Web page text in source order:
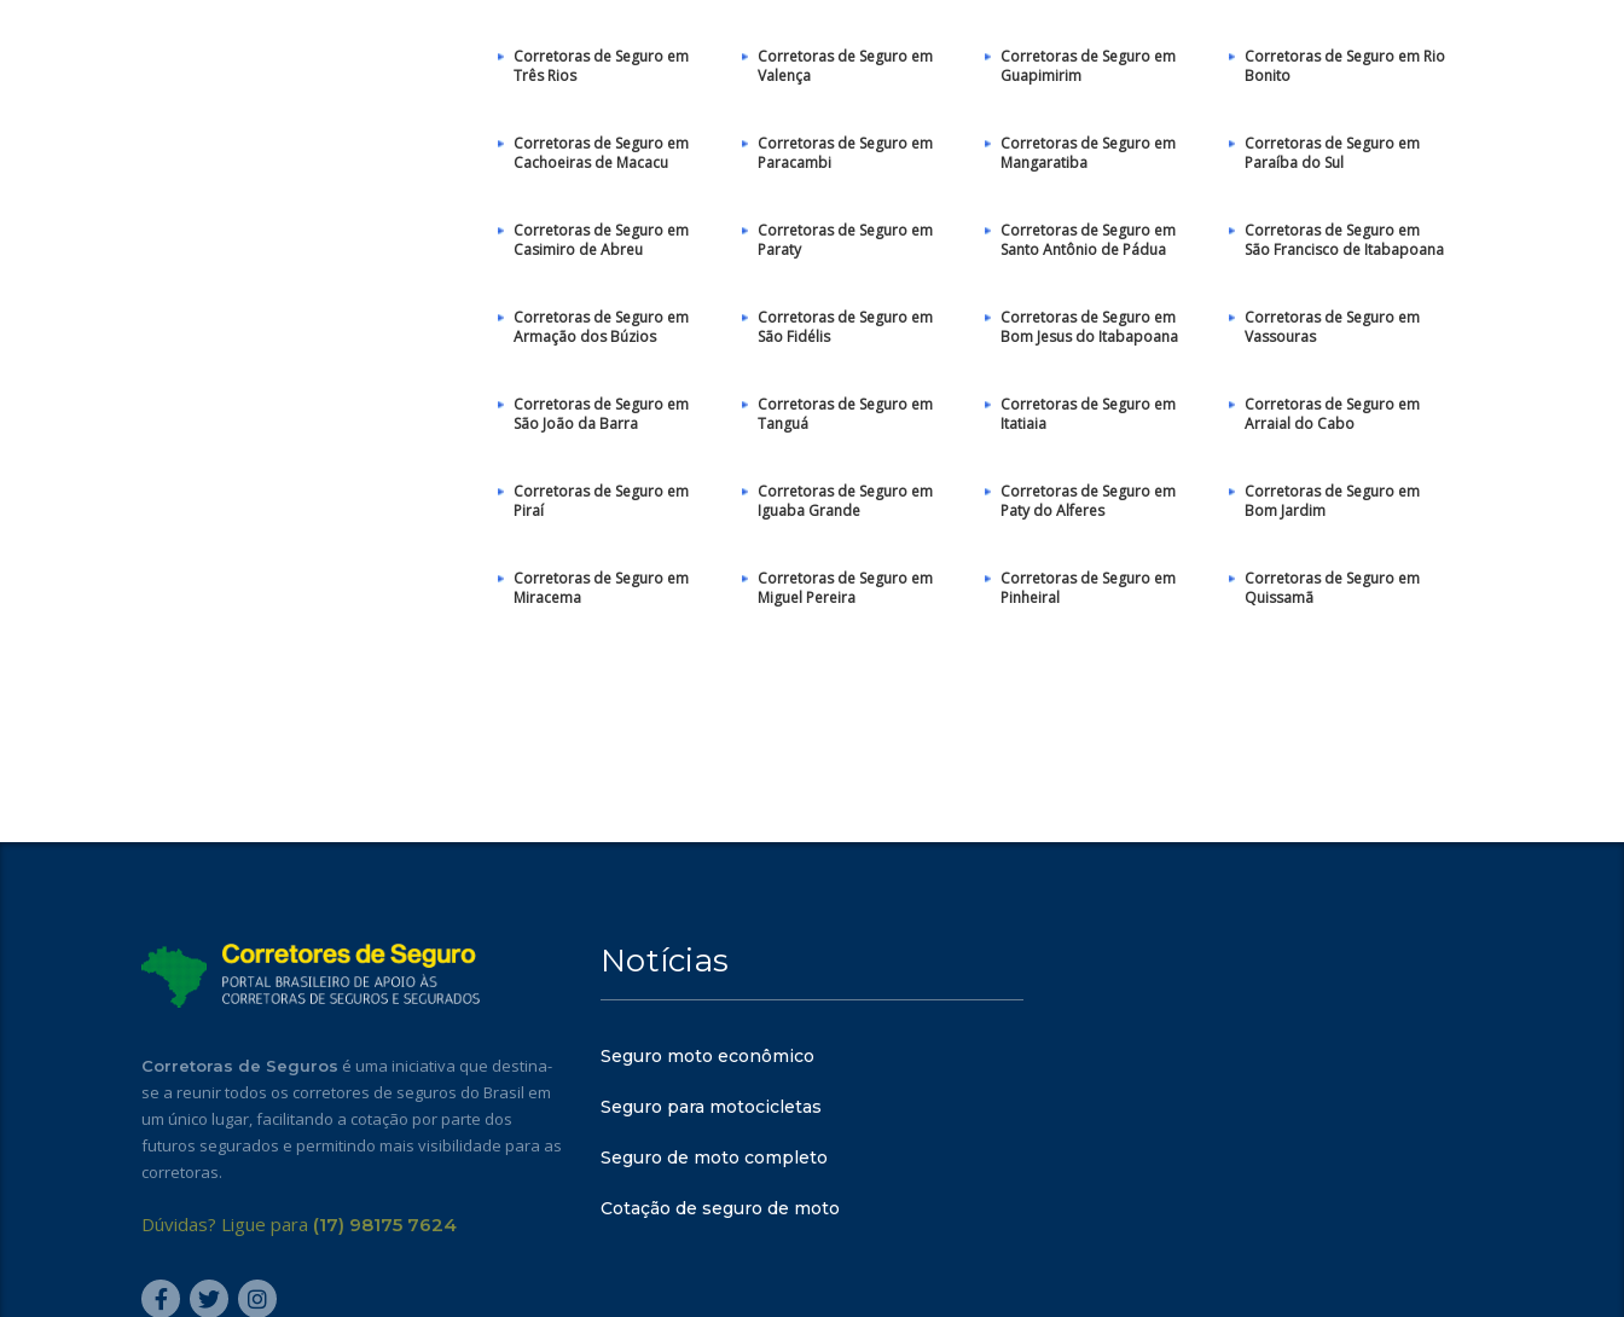
Corretoras de Seguro em
Três Rios
Corretoras de Seguro em
Valença
Corretoras de Seguro em
Guapimirim
Corretoras de Seguro em Rio
Bonito
Corretoras de Seguro em
Cachoeiras de Macacu
Corretoras de Seguro em
Paracambi
Corretoras de Seguro em
Mangaratiba
Corretoras de Seguro em
Paraíba do Sul
Corretoras de Seguro em
Casimiro de Abreu
Corretoras de Seguro em
Paraty
Corretoras de Seguro em
Santo Antônio de Pádua
Corretoras de Seguro em
São Francisco de Itabapoana
Corretoras de Seguro em
Armação dos Búzios
Corretoras de Seguro em
São Fidélis
Corretoras de Seguro em
Bom Jesus do Itabapoana
Corretoras de Seguro em
Vassouras
Corretoras de Seguro em
São João da Barra
Corretoras de Seguro em
Tanguá
Corretoras de Seguro em
Itatiaia
Corretoras de Seguro em
Arraial do Cabo
Corretoras de Seguro em
Piraí
Corretoras de Seguro em
Iguaba Grande
Corretoras de Seguro em
Paty do Alferes
Corretoras de Seguro em
Bom Jardim
Corretoras de Seguro em
Miracema
Corretoras de Seguro em
Miguel Pereira
Corretoras de Seguro em
Pinheiral
Corretoras de Seguro em
Quissamã
Corretoras de Seguros é uma iniciativa que destina-
se a reunir todos os corretores de seguros do Brasil em
um único lugar, facilitando a cotação por parte dos
futuros segurados e permitindo mais visibilidade para as
corretoras.
Dúvidas? Ligue para (17) 98175 7624
Notícias
Seguro moto econômico
Seguro para motocicletas
Seguro de moto completo
Cotação de seguro de moto